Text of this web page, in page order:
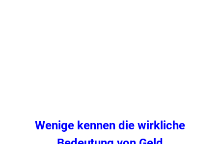
Wenige kennen die wirkliche